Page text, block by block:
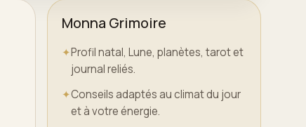
Monna Grimoire
✦Profil natal, Lune, planètes, tarot et
journal reliés.
✦Conseils adaptés au climat du jour
et à votre énergie.